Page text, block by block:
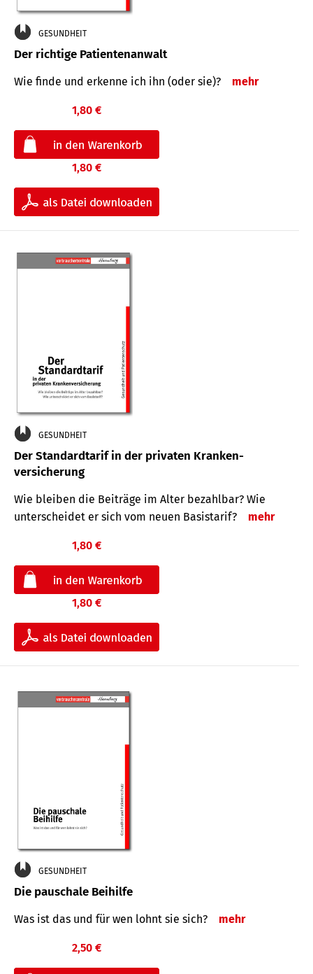
GESUNDHEIT
Der richtige Patientenanwalt
Wie finde und erkenne ich ihn (oder sie)? mehr
1,80 €
1,80 €
GESUNDHEIT
Der Standard­tarif in der privaten Kranken­
versicherung
Wie bleiben die Beiträge im Alter bezahlbar? Wie
unterscheidet er sich vom neuen Basistarif?
mehr
1,80 €
1,80 €
GESUNDHEIT
Die pauschale Beihilfe
Was ist das und für wen lohnt sie sich? mehr
2,50 €